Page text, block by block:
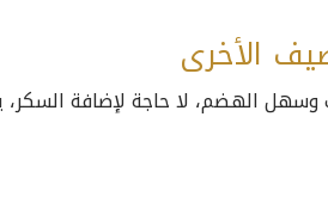
الأخرى
وسهل الهضم، لا حاجة لإضافة